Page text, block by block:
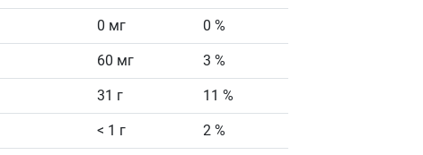
0 мг 0 %
60 мг 3 %
31 г 11 %
< 1 г 2 %